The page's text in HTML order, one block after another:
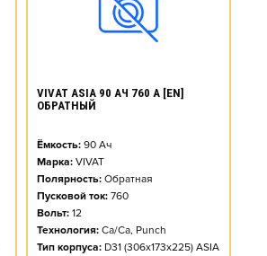
VIVAT ASIA 90 АЧ 760 А [EN]
ОБРАТНЫЙ
Ёмкость: 90Ач
Марка: VIVAT
Полярность: Обратная
Пусковой ток: 760
Вольт: 12
Технология: Ca/Ca, Punch
Тип корпуса: D31 (306x173x225) ASIA